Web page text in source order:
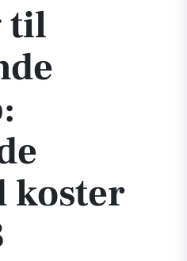
til
koster